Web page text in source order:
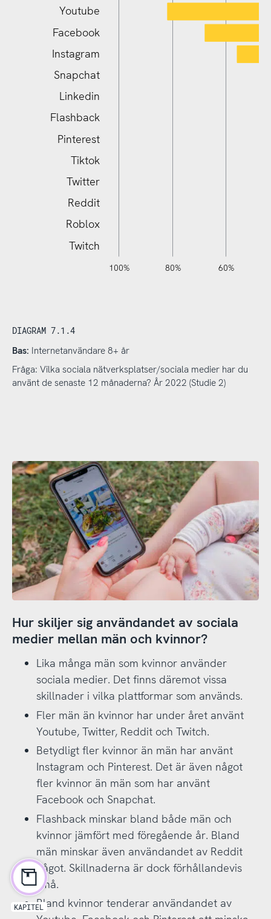
Twitch
Roblox
Reddit
Twitter
Tiktok
Pinterest
Flashback
Linkedin
Snapchat
Instagram
Facebook
Youtube
140%
120%100% 80% 60%
-20%
-40%
DIAGRAM 7.1.4
Bas: Internetanvändare 8+ år
Fråga: Vilka sociala nätverksplatser/sociala medier har du
använt de senaste 12 månaderna? År 2022 (Studie 2)
Hur skiljer sig användandet av sociala
medier mellan män och kvinnor?
Lika många män som kvinnor använder
sociala medier. Det finns däremot vissa
skillnader i vilka plattformar som används.
Fler män än kvinnor har under året använt
Youtube, Twitter, Reddit och Twitch.
Betydligt fler kvinnor än män har använt
Instagram och Pinterest. Det är även något
fler kvinnor än män som har använt
Facebook och Snapchat.
Flashback minskar bland både män och
kvinnor jämfört med föregående år. Bland
män minskar även användandet av Reddit
något. Skillnaderna är dock förhållandevis
små.
Bland kvinnor tenderar användandet av
KAPITEL